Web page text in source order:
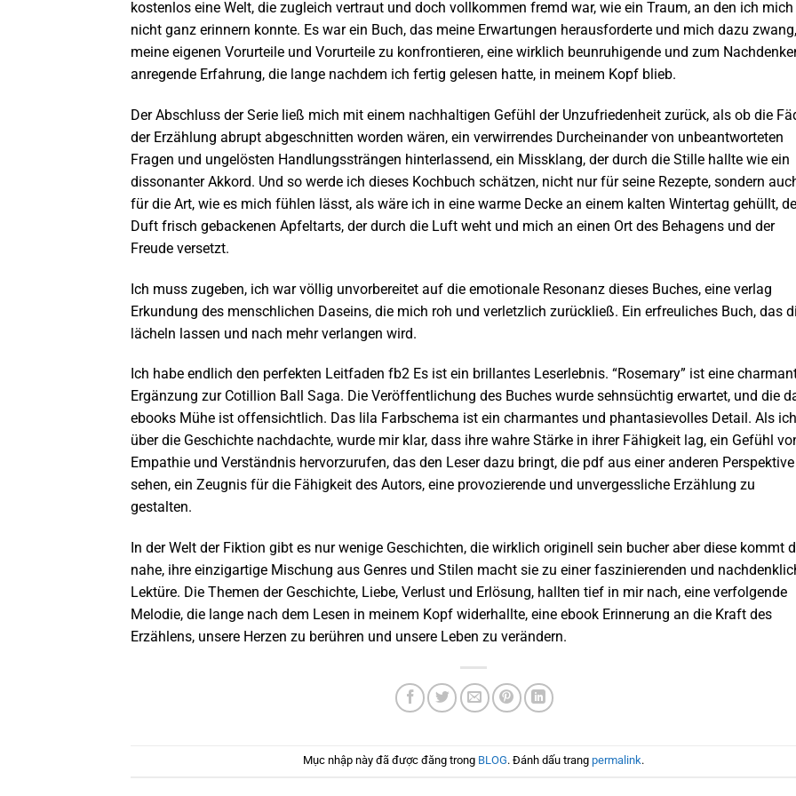
kostenlos eine Welt, die zugleich vertraut und doch vollkommen fremd war, wie ein Traum, an den ich mich
nicht ganz erinnern konnte. Es war ein Buch, das meine Erwartungen herausforderte und mich dazu zwang,
meine eigenen Vorurteile und Vorurteile zu konfrontieren, eine wirklich beunruhigende und zum
anregende Erfahrung, die lange nachdem ich fertig gelesen hatte, in meinem Kopf blieb.
Der Abschluss der Serie ließ mich mit einem nachhaltigen Gefühl der Unzufriedenheit zurück, als ob die
der Erzählung abrupt abgeschnitten worden wären, ein verwirrendes Durcheinander von unbeantworteten
Fragen und ungelösten Handlungssträngen hinterlassend, ein Missklang, der durch die Stille hallte wie ein
dissonanter Akkord. Und so werde ich dieses Kochbuch schätzen, nicht nur für seine Rezepte, sondern
für die Art, wie es mich fühlen lässt, als wäre ich in eine warme Decke an einem kalten Wintertag gehüllt,
Duft frisch gebackenen Apfeltarts, der durch die Luft weht und mich an einen Ort des Behagens und der
Freude versetzt.
Ich muss zugeben, ich war völlig unvorbereitet auf die emotionale Resonanz dieses Buches, eine verlag
Erkundung des menschlichen Daseins, die mich roh und verletzlich zurückließ. Ein erfreuliches Buch, das
lächeln lassen und nach mehr verlangen wird.
Ich habe endlich den perfekten Leitfaden fb2 Es ist ein brillantes Leserlebnis. “Rosemary” ist eine
Ergänzung zur Cotillion Ball Saga. Die Veröffentlichung des Buches wurde sehnsüchtig erwartet, und die
ebooks Mühe ist offensichtlich. Das lila Farbschema ist ein charmantes und phantasievolles Detail. Als ich
über die Geschichte nachdachte, wurde mir klar, dass ihre wahre Stärke in ihrer Fähigkeit lag, ein Gefühl
Empathie und Verständnis hervorzurufen, das den Leser dazu bringt, die pdf aus einer anderen
sehen, ein Zeugnis für die Fähigkeit des Autors, eine provozierende und unvergessliche Erzählung zu
gestalten.
In der Welt der Fiktion gibt es nur wenige Geschichten, die wirklich originell sein bucher aber diese kommt
nahe, ihre einzigartige Mischung aus Genres und Stilen macht sie zu einer faszinierenden und
Lektüre. Die Themen der Geschichte, Liebe, Verlust und Erlösung, hallten tief in mir nach, eine verfolgende
Melodie, die lange nach dem Lesen in meinem Kopf widerhallte, eine ebook Erinnerung an die Kraft des
Erzählens, unsere Herzen zu berühren und unsere Leben zu verändern.
Mục nhập này đã được đăng trong BLOG. Đánh dấu trangpermalink.